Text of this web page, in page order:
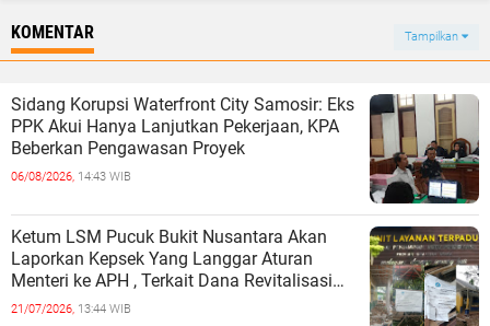
KOMENTAR Tampilkan
Sidang Korupsi Waterfront City Samosir: Eks
PPK Akui Hanya Lanjutkan Pekerjaan, KPA
Beberkan Pengawasan Proyek
06/08/2026, 14:43 WIB
Ketum LSM Pucuk Bukit Nusantara Akan
Laporkan Kepsek Yang Langgar Aturan
Menteri ke APH , Terkait Dana Revitalisasi
Sekolah
21/07/2026, 13:44 WIB